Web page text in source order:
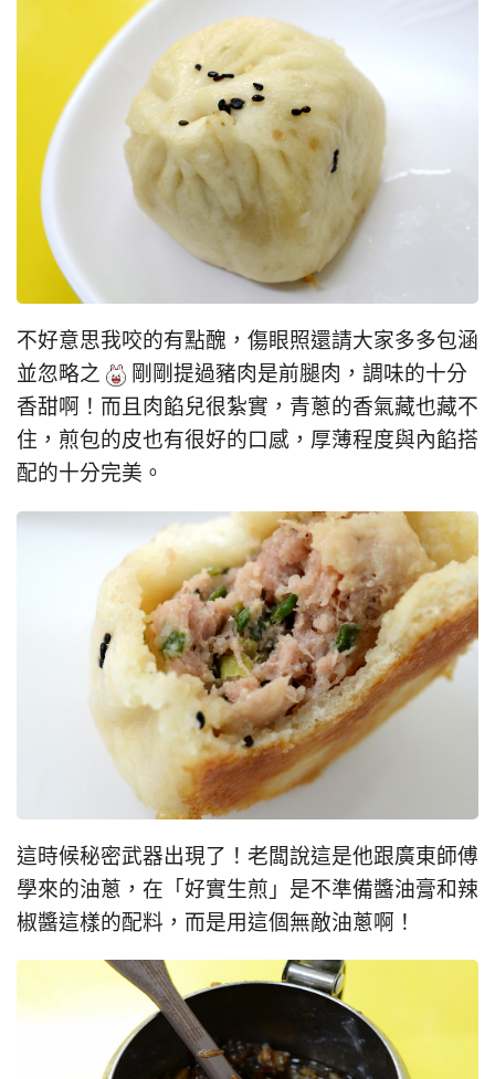
不好意思我咬的有點醜，傷眼照還請大家多多包涵
並忽略之
剛剛提過豬肉是前腿肉，調味的十分
香甜啊！而且肉餡兒很紮實，青蔥的香氣藏也藏不
住，煎包的皮也有很好的口感，厚薄程度與內餡搭
配的十分完美。
這時候秘密武器出現了！老闆說這是他跟廣東師傅
學來的油蔥，在「好實生煎」是不準備醬油膏和辣
椒醬這樣的配料，而是用這個無敵油蔥啊！